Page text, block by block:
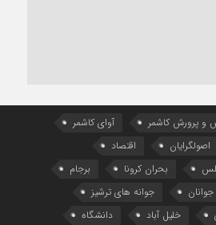
و پرورش کاشمر
آوای کاشمر
اصولگرایان
اقتصاد
بحران کرونا
برجام
جوانان
جوانه های ترشیز
خلیل آباد
دانشگاه